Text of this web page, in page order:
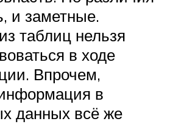
и заметные.
таблиц нельзя
в ходе
Впрочем,
в
данных всё же